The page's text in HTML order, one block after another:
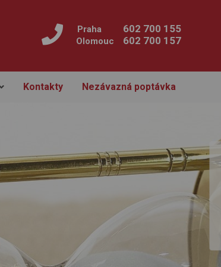
Praha 602 700 155
Olomouc 602 700 157
Kontakty Nezávazná poptávka